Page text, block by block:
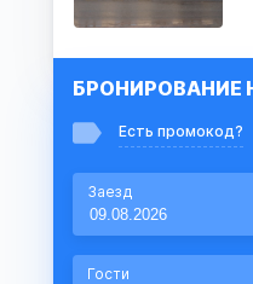
БРОНИРОВАНИЕ
Есть промокод?
Заезд
Гости